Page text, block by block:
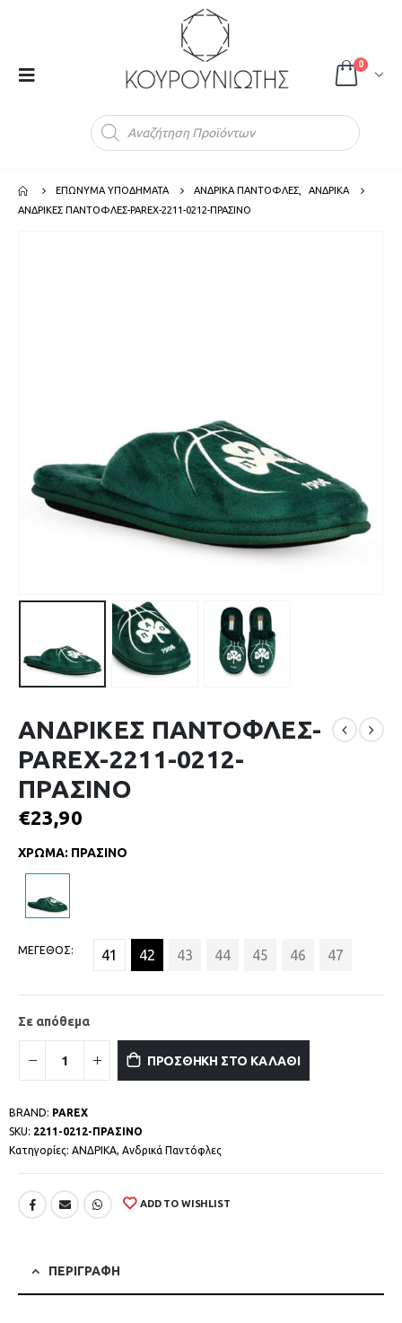
0
ΕΠΩΝΥΜΑ ΥΠΟΔΗΜΑΤΑ ΑΝΔΡΙΚΑ ΠΑΝΤΟΦΛΕΣ
ΑΝΔΡΙΚΑ
ΑΝΔΡΙΚΕΣ ΠΑΝΤΟΦΛΕΣ-PAREX-2211-0212-ΠΡΑΣΙΝΟ
ΑΝΔΡΙΚΕΣ ΠΑΝΤΟΦΛΕΣ-
PAREX-2211-0212-
ΠΡΑΣΙΝΟ
€23,90
ΧΡΩΜΑ: ΠΡΑΣΙΝΟ
ΜΕΓΕΘΟΣ 41 42 43 44 45 46 47
Σε απόθεμα
ΠΡΟΣΘΗΚΗ ΣΤΟ ΚΑΛΑΘΙ
BRAND: PAREX
SKU: 2211-0212-ΠΡΑΣΙΝΟ
Κατηγορίες: ΑΝΔΡΙΚΑ, Ανδρικά Παντόφλες
ADD TO WISHLIST
ΠΕΡΙΓΡΑΦΗ